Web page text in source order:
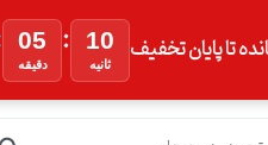
تا پایان تخفیف 05
دقیقه
: 09
ثانیه